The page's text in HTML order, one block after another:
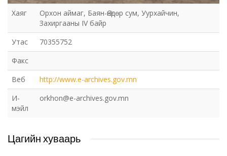
Хаяг
Орхон аймаг, Баян-Өндөр сум, Уурхайчин,
Захиргааны IV байр
Утас
70355752
Факс
Веб
http://www.e-archives.gov.mn
И-
мэйл
orkhon@e-archives.gov.mn
Цагийн хуваарь